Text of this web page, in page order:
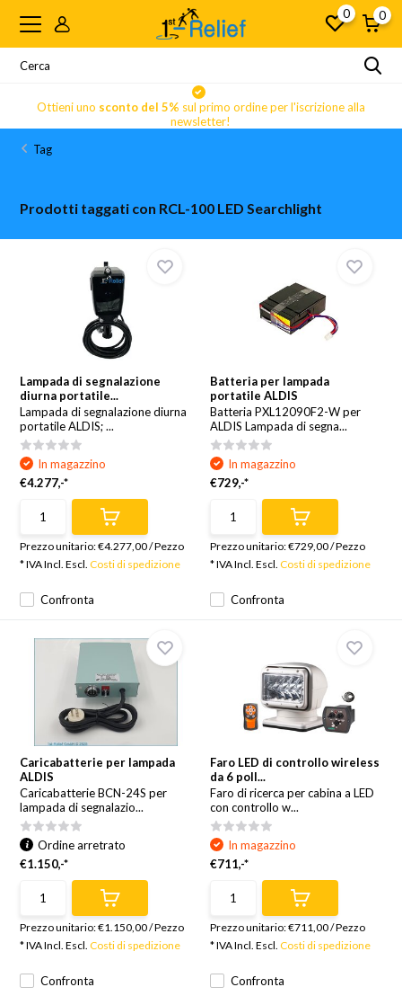
0 0
Ottieni uno sconto del 5% sul primo ordine per l'iscrizione alla
newsletter!
Tag
Prodotti taggati con RCL-100 LED Searchlight
Lampada di segnalazione
diurna portatile...
Lampada di segnalazione diurna
portatile ALDIS; ...
Confronta
In magazzino
€4.277,-*
Prezzo unitario:€4.277,00/Pezzo
* IVA Incl. Escl.Costi di spedizione
Batteria per lampada
portatile ALDIS
Batteria PXL12090F2-W per
ALDIS Lampada di segna...
Confronta
In magazzino
€729,-*
Prezzo unitario:€729,00/Pezzo
* IVA Incl. Escl. Costi di spedizione
Caricabatterie per lampada
ALDIS
Caricabatterie BCN-24S per
lampada di segnalazio...
Confronta
Ordine arretrato
€1.150,-*
Prezzo unitario:€1.150,00/Pezzo
* IVA Incl. Escl.Costi di spedizione
Faro LED di controllo wireless
da 6 poll...
Faro di ricerca per cabina a LED
con controllo w...
Confronta
In magazzino
€711,-*
Prezzo unitario:€711,00/Pezzo
* IVA Incl. Escl. Costi di spedizione